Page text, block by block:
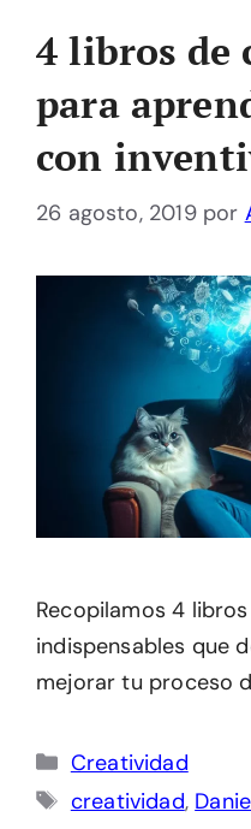
4 libros de
para
con
26 agosto, 2019 por
Recopilamos 4
indispensables que
mejorar tu proceso
Categorías
Creatividad
Etiquetas
creatividad,